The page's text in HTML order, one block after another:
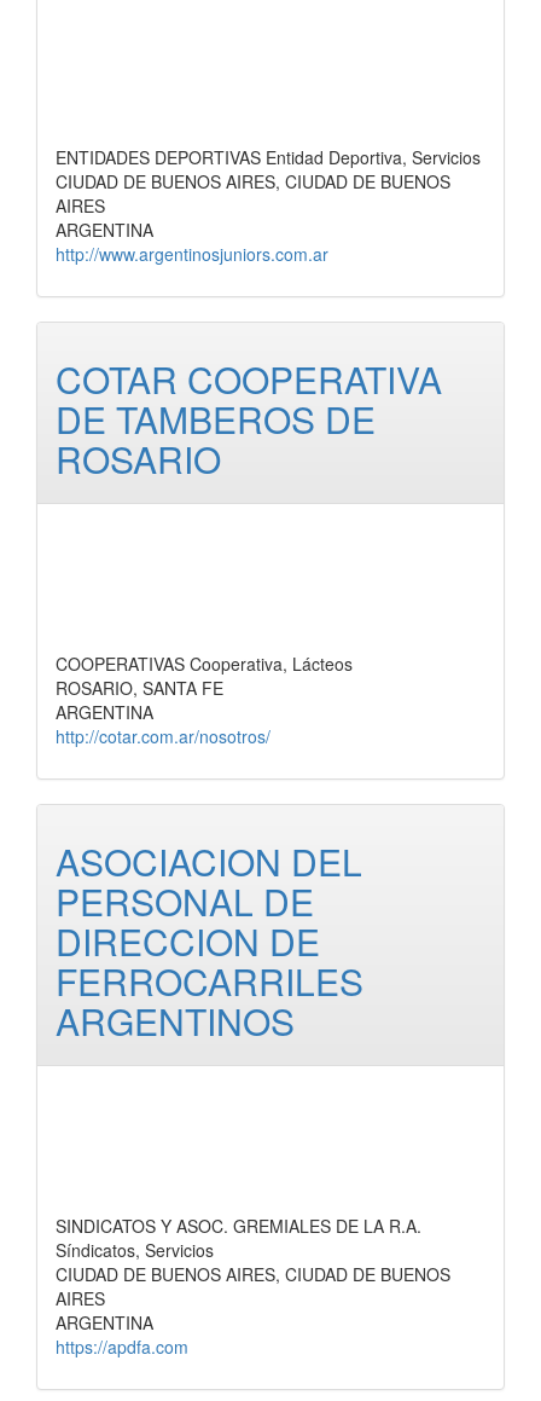
ENTIDADES DEPORTIVAS Entidad Deportiva, Servicios
CIUDAD DE BUENOS AIRES, CIUDAD DE BUENOS
AIRES
ARGENTINA
http://www.argentinosjuniors.com.ar
COTAR COOPERATIVA
DE TAMBEROS DE
ROSARIO
COOPERATIVAS Cooperativa, Lácteos
ROSARIO, SANTA FE
ARGENTINA
http://cotar.com.ar/nosotros/
ASOCIACION DEL
PERSONAL DE
DIRECCION DE
FERROCARRILES
ARGENTINOS
SINDICATOS Y ASOC. GREMIALES DE LA R.A.
Síndicatos, Servicios
CIUDAD DE BUENOS AIRES, CIUDAD DE BUENOS
AIRES
ARGENTINA
https://apdfa.com